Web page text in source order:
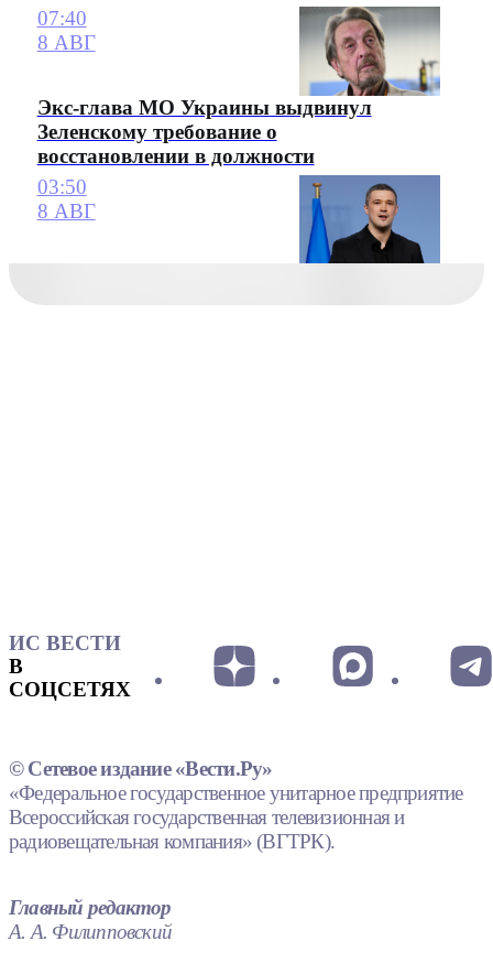
07:40
8 АВГ
Экс-глава МО Украины выдвинул
Зеленскому требование о
восстановлении в должности
03:50
8 АВГ
ИС ВЕСТИ
В
СОЦСЕТЯХ
© Сетевое издание «Вести.Ру»
«Федеральное государственное унитарное предприятие
Всероссийская государственная телевизионная и
радиовещательная компания» (ВГТРК).
Главный редактор
А. А. Филипповский